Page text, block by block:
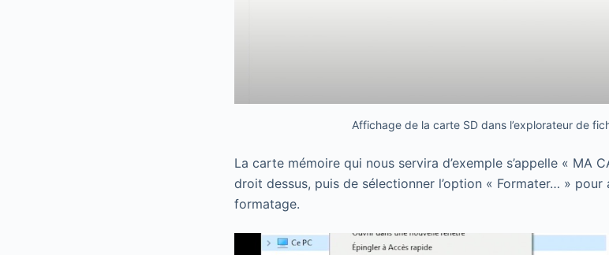
Affichage de la carte SD dans l’explorateur de
La carte mémoire qui nous servira d’exemple s’appelle « MA
droit dessus, puis de sélectionner l’option « Formater… »
formatage.